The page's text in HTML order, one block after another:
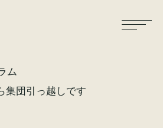
ム
集団引っ越しです